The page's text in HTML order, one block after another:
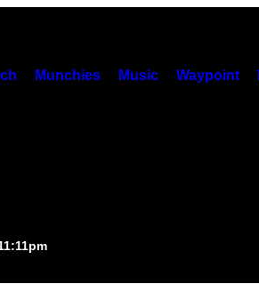
Munchies Music Waypoint